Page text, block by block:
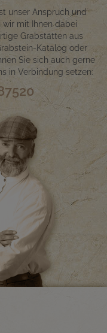
unser Anspruch und
wir mit Ihnen dabei
Grabstätten aus
Katalog oder
Sie sich auch gerne
in Verbindung setzen: